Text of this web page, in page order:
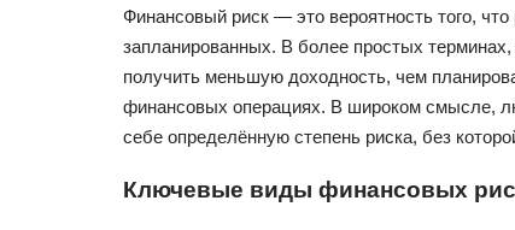
Финансовый риск — это вероятность того,
запланированных. В более простых
получить меньшую доходность, чем
финансовых операциях. В широком смысле,
себе определённую степень риска, без
Ключевые виды финансовых